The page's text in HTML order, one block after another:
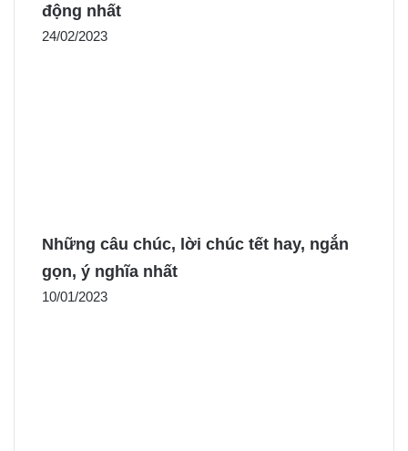
động nhất
24/02/2023
Những câu chúc, lời chúc tết hay, ngắn
gọn, ý nghĩa nhất
10/01/2023